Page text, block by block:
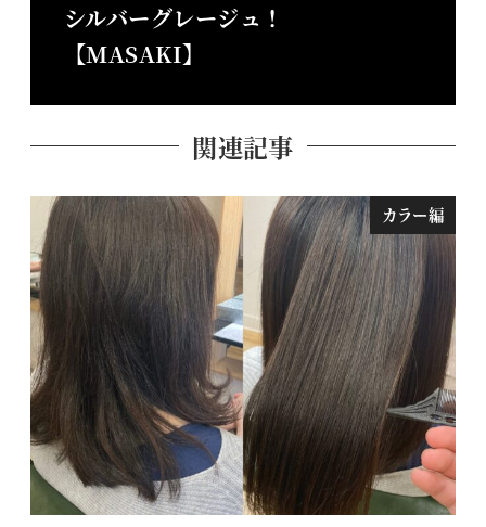
シルバーグレージュ！
【MASAKI】
関連記事
カラー編